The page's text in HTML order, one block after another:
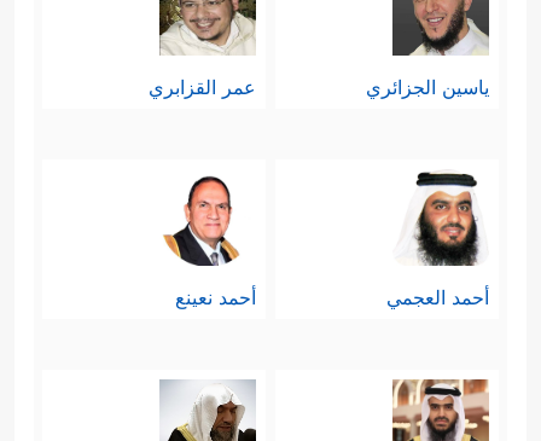
ياسين الجزائري عمر القزابري
أحمد العجمي أحمد نعينع